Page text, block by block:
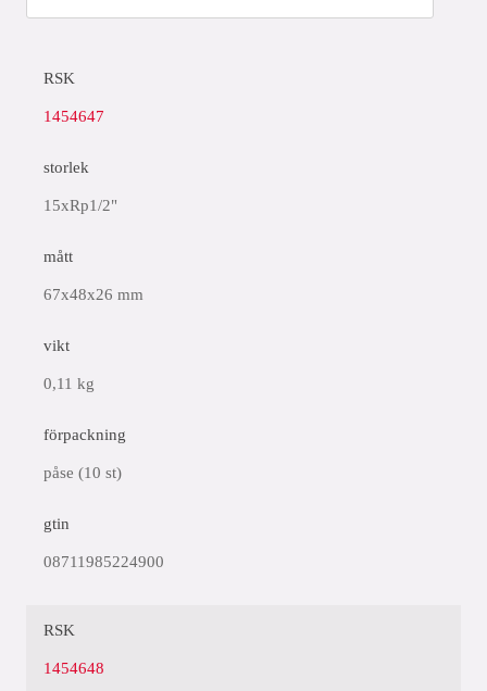
RSK
1454647
storlek
15xRp1/2"
mått
67x48x26 mm
vikt
0,11 kg
förpackning
påse (10 st)
gtin
08711985224900
RSK
1454648